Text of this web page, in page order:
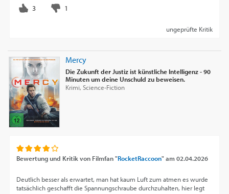
ungeprüfte Kritik
Mercy
Die Zukunft der Justiz ist künstliche Intelligenz - 90
Minuten um deine Unschuld zu beweisen.
Krimi, Science-Fiction
Bewertung und Kritik von Filmfan "RocketRaccoon"am02.04.2026
Deutlich besser als erwartet, man hat kaum Luft zum atmen es wurde
tatsächlich geschafft die Spannungschraube durchzuhalten, hier legt